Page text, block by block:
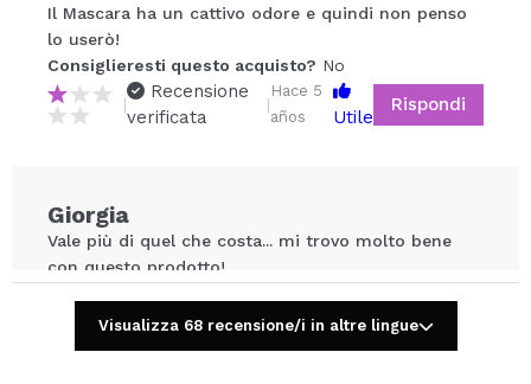
Il tuo video potrebbe essere il primo. Immaginalo...
Consiglieresti questo acquisto? Si No
Il Mascara ha un cattivo odore e quindi non penso
lo userò!
Consiglieresti questo acquisto? No
|
Recensione
verificata
|
Hace 5
años
Utile
Rispondi
Giorgia
Vale più di quel che costa... mi trovo molto bene
con questo prodotto!
|
Recensione
|
Hace 6
Rispondi
Visualizza 68 recensione/i in altre lingue